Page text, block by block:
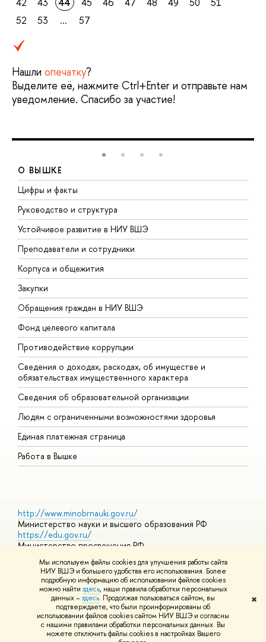
Мы используем файлы cookies для улучшения работы сайта
НИУ ВШЭ и большего удобства его использования. Более
подробную информацию об использовании файлов cookies
можно найти здесь, наши правила обработки персональных
данных –здесь. Продолжая пользоваться сайтом, вы
подтверждаете, что были проинформированы об
использовании файлов cookies сайтом НИУ ВШЭ и согласны
с нашими правилами обработки персональных данных. Вы
можете отключить файлы cookies в настройках Вашего
✖
52
53 ... 57
Нашли опечатку?
Выделите её, нажмите Ctrl+Enter и отправьте нам
уведомление. Спасибо за участие!
О ВЫШКЕ
Цифры и факты
Руководство и структура
Устойчивое развитие в НИУ ВШЭ
Преподаватели и сотрудники
Корпуса и общежития
Закупки
Обращения граждан в НИУ ВШЭ
Фонд целевого капитала
Противодействие коррупции
Сведения о доходах, расходах, об имуществе и
обязательствах имущественного характера
Сведения об образовательной организации
Людям с ограниченными возможностями здоровья
Единая платежная страница
Работа в Вышке
http://www.minobrnauki.gov.ru/
Министерство науки и высшего образования РФ
https://edu.gov.ru/
Министерство просвещения РФ
https://elearning.hse.ru/mooc
Массовые открытые онлайн-курсы
© НИУ ВШЭ 1993–2026 Адреса и контактыУсловия
использования материалов Политика конфиденциальности
Шрифты HSE Sans и HSE Slab разработаны вШколе дизайна НИУ